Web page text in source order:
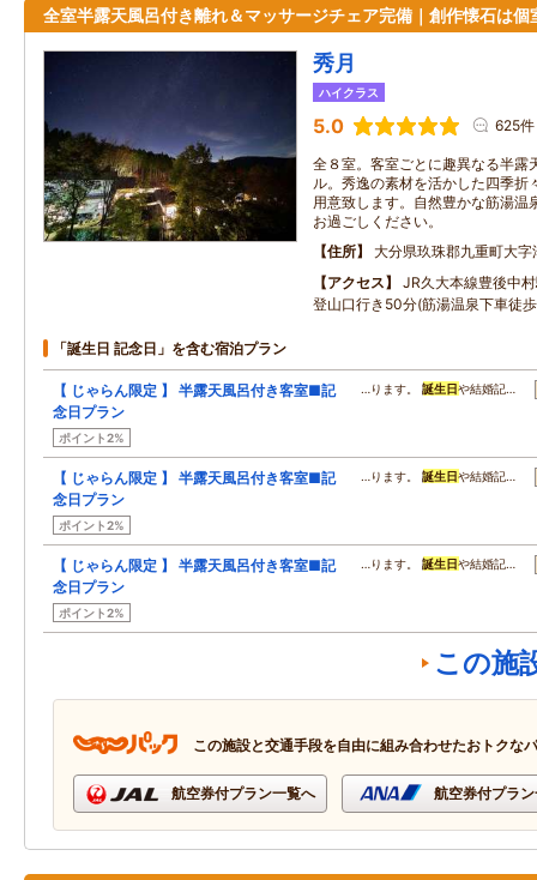
全室半露天風呂付き離れ＆マッサージチェア完備｜創作懐石は個
秀月
ハイクラス
5.0 625件
全８室。客室ごとに趣異なる半露
ル。秀逸の素材を活かした四季折
用意致します。自然豊かな筋湯温
お過ごしください。
住所
大分県玖珠郡九重町大字
アクセス
JR久大本線豊後中
登山口行き50分(筋湯温泉下車徒
「誕生日 記念日」を含む宿泊プラン
【 じゃらん限定 】 半露天風呂付き客室■記
念日プラン
ポイント2%
…ります。誕生日や結婚記…
【 じゃらん限定 】 半露天風呂付き客室■記
念日プラン
ポイント2%
…ります。誕生日や結婚記…
【 じゃらん限定 】 半露天風呂付き客室■記
念日プラン
ポイント2%
…ります。誕生日や結婚記…
この施
この施設と交通手段を自由に組み合わせたおトクな
航空券付プラン一覧へ 航空券付プラ